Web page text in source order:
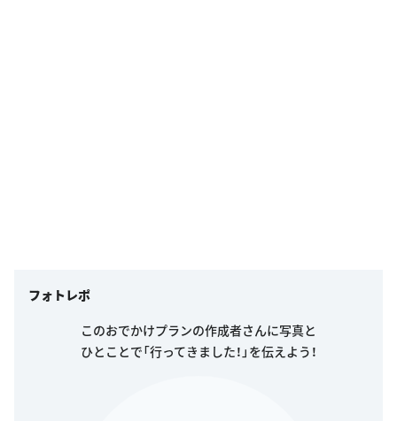
フォトレポ
このおでかけプランの作成者さんに写真と
ひとことで「行ってきました！」を伝えよう！